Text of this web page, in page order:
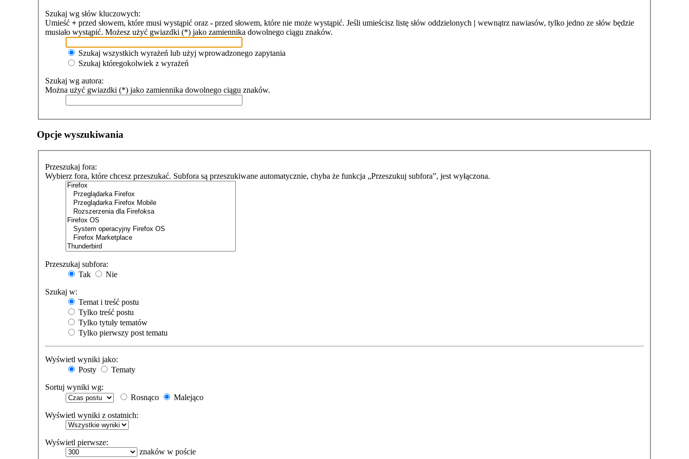
Szukaj wg słów kluczowych:
Umieść + przed słowem, które musi wystąpić oraz - przed słowem, które nie może wystąpić. Jeśli umieścisz listę słów oddzielonych | wewnątrz nawiasów, tylko jedno ze słów będzie
musiało wystąpić. Możesz użyć gwiazdki (*) jako zamiennika dowolnego ciągu znaków.
Szukaj wszystkich wyrażeń lub użyj wprowadzonego zapytania
Szukaj któregokolwiek z wyrażeń
Szukaj wg autora:
Można użyć gwiazdki (*) jako zamiennika dowolnego ciągu znaków.
Opcje wyszukiwania
Przeszukaj fora:
Wybierz fora, które chcesz przeszukać. Subfora są przeszukiwane automatycznie, chyba że funkcja „Przeszukuj subfora”, jest wyłączona.
Przeszukaj subfora:
Tak
Nie
Szukaj w:
Temat i treść postu
Tylko treść postu
Tylko tytuły tematów
Tylko pierwszy post tematu
Wyświetl wyniki jako:
Posty
Tematy
Sortuj wyniki wg:
Rosnąco
Malejąco
Wyświetl wyniki z ostatnich:
Wyświetl pierwsze:
znaków w poście